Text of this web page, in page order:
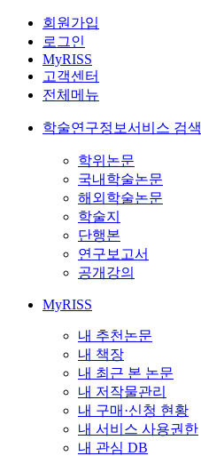
회원가입
로그인
MyRISS
고객센터
전체메뉴
학술연구정보서비스 검색
학위논문
국내학술논문
해외학술논문
학술지
단행본
연구보고서
공개강의
MyRISS
내 추천논문
내 책장
내 최근 본 논문
내 저작물관리
내 구매·신청 현황
내 서비스 사용권한
내 관심 DB